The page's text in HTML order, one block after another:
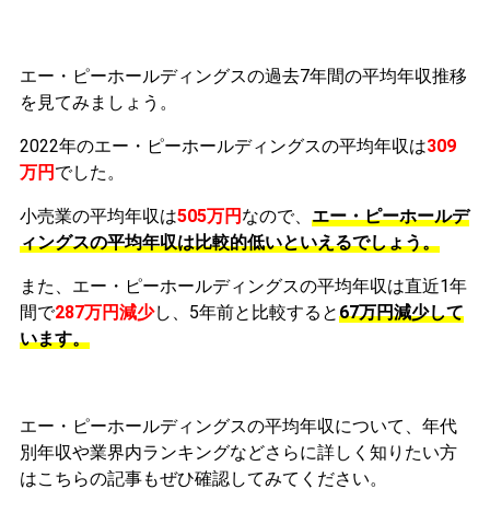
エー・ピーホールディングスの過去7年間の平均年収推移
を見てみましょう。
2022年のエー・ピーホールディングスの平均年収は309
万円 でした。
小売業の平均年収は505万円 なので、 エー・ピーホールデ
ィングスの平均年収は比較的低いといえるでしょう。
また、エー・ピーホールディングスの平均年収は直近1年
間で287万円減少し、5年前と比較すると67万円減少して
います。
エー・ピーホールディングスの平均年収について、年代
別年収や業界内ランキングなどさらに詳しく知りたい方
はこちらの記事もぜひ確認してみてください。